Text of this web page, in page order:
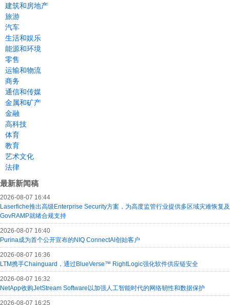
建筑和房地产
旅游
汽车
生活和娱乐
能源和环境
零售
运输和物流
商务
通信和传媒
金属和矿产
金融
高科技
体育
教育
艺术文化
法律
最新新闻稿
2026-08-07 16:44
Laserfiche推出高级Enterprise Security方案，为高度监管行业提供多区域灾难恢复及
GovRAMP就绪合规支持
2026-08-07 16:40
Purina成为首个公开宣布的NIQ ConnectAI创始客户
2026-08-07 16:36
LTM携手Chainguard，通过BlueVerse™ RightLogic强化软件供应链安全
2026-08-07 16:32
NetApp收购JetStream Software以加强人工智能时代的网络韧性和数据保护
2026-08-07 16:25